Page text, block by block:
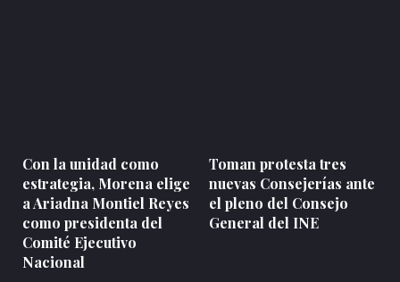
Con la unidad como
estrategia, Morena elige
a Ariadna Montiel Reyes
como presidenta del
Comité Ejecutivo
Nacional
Toman protesta tres
nuevas Consejerías ante
el pleno del Consejo
General del INE